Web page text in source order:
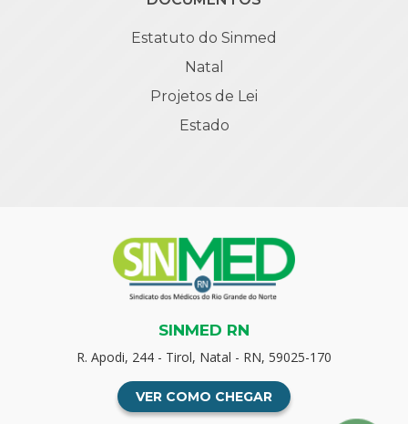
Estatuto do Sinmed
Natal
Projetos de Lei
Estado
SINMED RN
R. Apodi, 244 - Tirol, Natal - RN, 59025-170
VER COMO CHEGAR